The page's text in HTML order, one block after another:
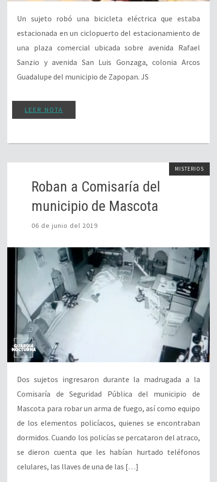
Un sujeto robó una bicicleta eléctrica que estaba
estacionada en un ciclopuerto del estacionamiento de
una plaza comercial ubicada sobre avenida Rafael
Sanzio y avenida San Luis Gonzaga, colonia Arcos
Guadalupe del municipio de Zapopan. JS
LEER NOTA
MISTERIOS
Roban a Comisaría del
municipio de Mascota
06 de junio del 2019
Dos sujetos ingresaron durante la madrugada a la
Comisaría de Seguridad Pública del municipio de
Mascota para robar un arma de fuego, así como equipo
de los elementos policíacos, quienes se encontraban
dormidos. Cuando los policías se percataron del atraco,
se dieron cuenta que les habían hurtado teléfonos
celulares, las llaves de una de las […]